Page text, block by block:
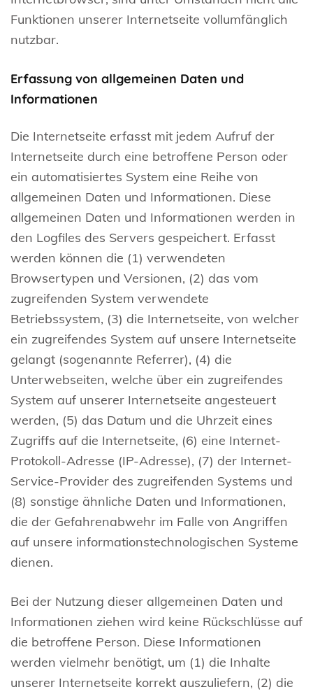
Funktionen unserer Internetseite vollumfänglich
nutzbar.
Erfassung von allgemeinen Daten und
Informationen
Die Internetseite erfasst mit jedem Aufruf der
Internetseite durch eine betroffene Person oder
ein automatisiertes System eine Reihe von
allgemeinen Daten und Informationen. Diese
allgemeinen Daten und Informationen werden in
den Logfiles des Servers gespeichert. Erfasst
werden können die (1) verwendeten
Browsertypen und Versionen, (2) das vom
zugreifenden System verwendete
Betriebssystem, (3) die Internetseite, von welcher
ein zugreifendes System auf unsere Internetseite
gelangt (sogenannte Referrer), (4) die
Unterwebseiten, welche über ein zugreifendes
System auf unserer Internetseite angesteuert
werden, (5) das Datum und die Uhrzeit eines
Zugriffs auf die Internetseite, (6) eine Internet-
Protokoll-Adresse (IP-Adresse), (7) der Internet-
Service-Provider des zugreifenden Systems und
(8) sonstige ähnliche Daten und Informationen,
die der Gefahrenabwehr im Falle von Angriffen
auf unsere informationstechnologischen Systeme
dienen.
Bei der Nutzung dieser allgemeinen Daten und
Informationen ziehen wird keine Rückschlüsse auf
die betroffene Person. Diese Informationen
werden vielmehr benötigt, um (1) die Inhalte
unserer Internetseite korrekt auszuliefern, (2) die